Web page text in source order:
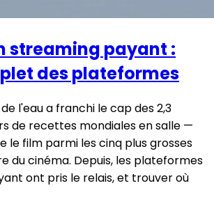
streaming payant :
des plateformes
l'eau a franchi le cap des 2,3
de recettes mondiales en salle —
le film parmi les cinq plus grosses
du cinéma. Depuis, les plateformes
ont pris le relais, et trouver où